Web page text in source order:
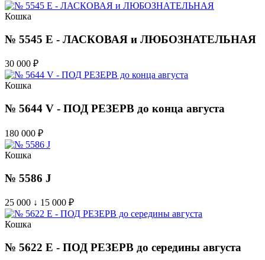
Кошка
№ 5545 E - ЛАСКОВАЯ и ЛЮБОЗНАТЕЛЬНАЯ
30 000 ₽
Кошка
№ 5644 V - ПОД РЕЗЕРВ до конца августа
180 000 ₽
Кошка
№ 5586 J
25 000 ↓ 15 000 ₽
Кошка
№ 5622 E - ПОД РЕЗЕРВ до середины августа